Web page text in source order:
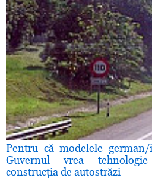
Pentru că modelele
Guvernul vrea
construcţia de autostrăzi